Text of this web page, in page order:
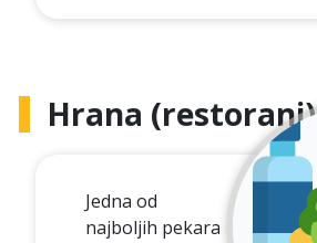
Hrana (restorani)
Jedna od
najboljih pekara